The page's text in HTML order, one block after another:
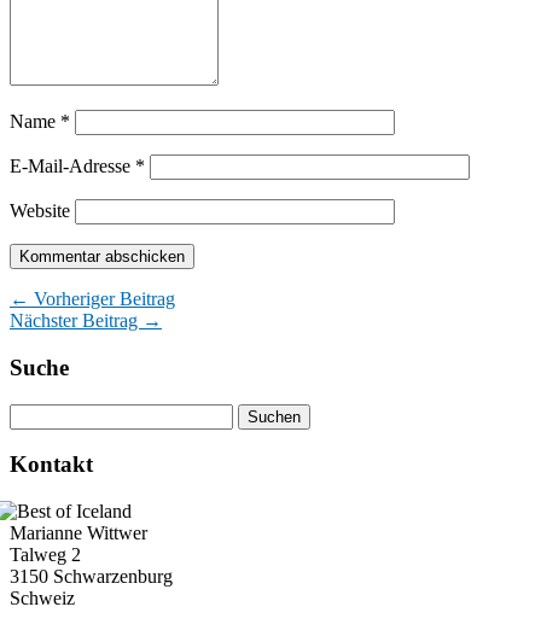
Name *
E-Mail-Adresse *
Website
← Vorheriger Beitrag
Nächster Beitrag →
Suche
Kontakt
Marianne Wittwer
Talweg 2
3150 Schwarzenburg
Schweiz